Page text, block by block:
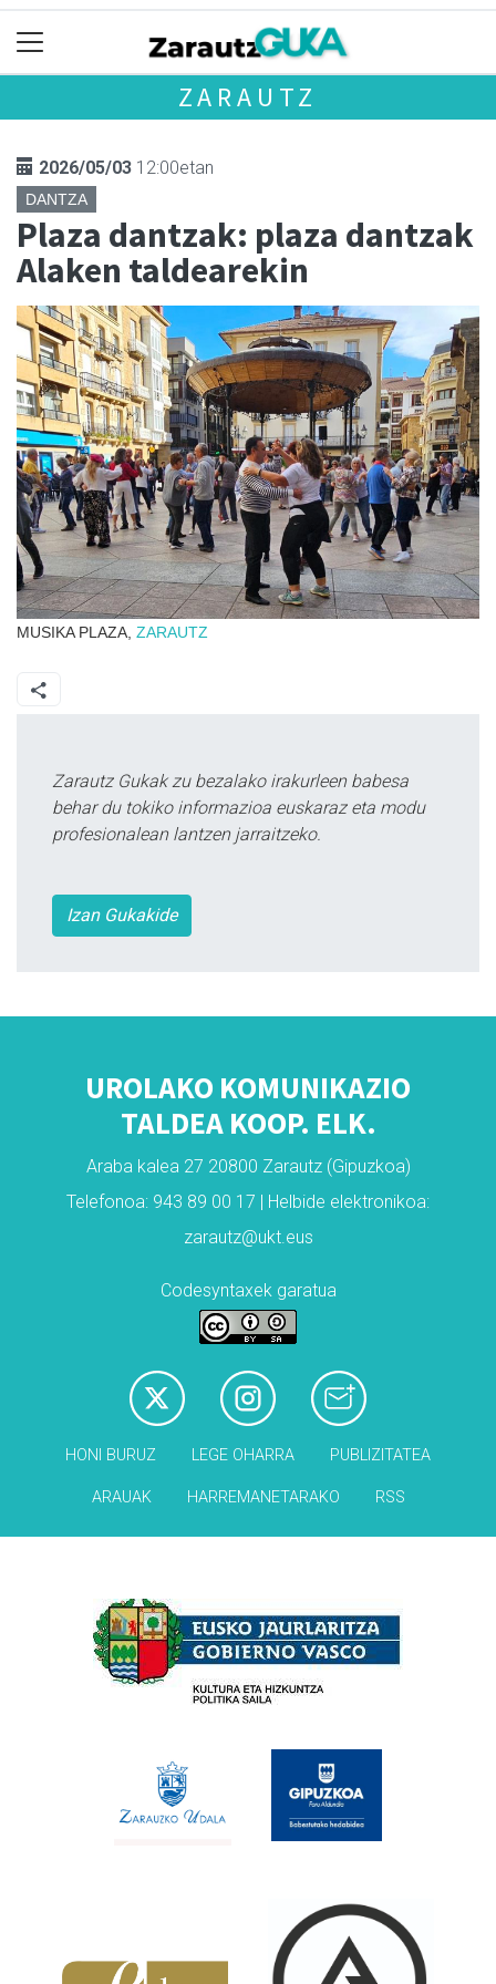
ZARAUTZ
2026/05/03 12:00etan
DANTZA
Plaza dantzak: plaza dantzak
Alaken taldearekin
MUSIKA PLAZA, ZARAUTZ
Zarautz Gukak zu bezalako irakurleen babesa
behar du tokiko informazioa euskaraz eta modu
profesionalean lantzen jarraitzeko.
Izan Gukakide
UROLAKO KOMUNIKAZIO
TALDEA KOOP. ELK.
Araba kalea 27 20800 Zarautz (Gipuzkoa)
Telefonoa: 943 89 00 17 | Helbide elektronikoa:
zarautz@ukt.eus
Codesyntaxek garatua
HONI BURUZ LEGE OHARRA PUBLIZITATEA
ARAUAK HARREMANETARAKO RSS